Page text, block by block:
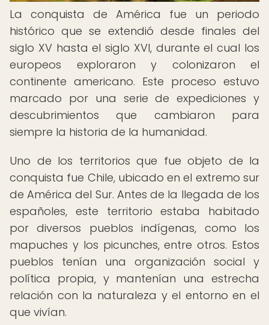
La conquista de América fue un periodo
histórico que se extendió desde finales del
siglo XV hasta el siglo XVI, durante el cual los
europeos exploraron y colonizaron el
continente americano. Este proceso estuvo
marcado por una serie de expediciones y
descubrimientos que cambiaron para
siempre la historia de la humanidad.
Uno de los territorios que fue objeto de la
conquista fue Chile, ubicado en el extremo sur
de América del Sur. Antes de la llegada de los
españoles, este territorio estaba habitado
por diversos pueblos indígenas, como los
mapuches y los picunches, entre otros. Estos
pueblos tenían una organización social y
política propia, y mantenían una estrecha
relación con la naturaleza y el entorno en el
que vivían.